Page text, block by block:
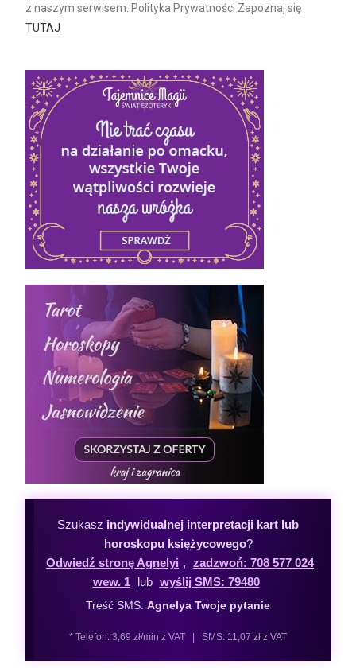
z naszym serwisem. Polityka Prywatności Zapoznaj się
TUTAJ
Szukasz indywidualnej interpretacji kart lub
horoskopu księżycowego?
Odwiedź stronę Agnelyi , zadzwoń: 708 577 024
wew. 1
lub wyślij SMS: 79480
Treść SMS: Agnelya Twoje pytanie
* Telefon: 3,69 zł/min z VAT | SMS: 11,07 zł z VAT